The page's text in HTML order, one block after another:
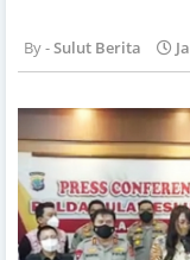
Sulut Berita